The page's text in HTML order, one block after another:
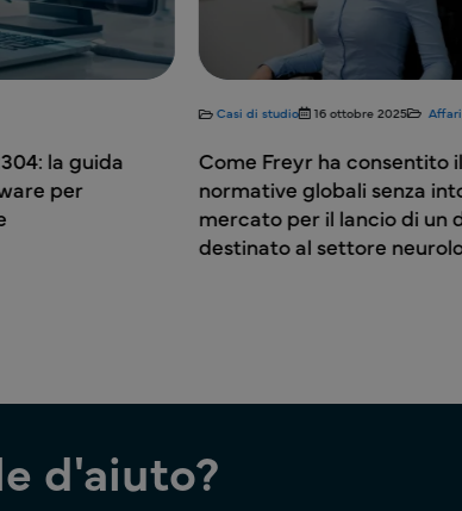
16 ottobre 2025 Affari Regolatori
Freyr ha consentito il rispetto delle
globali senza intoppi e l'ingresso sul
per il lancio di un dispositivo medico
destinato al settore neurologico
d'aiuto?